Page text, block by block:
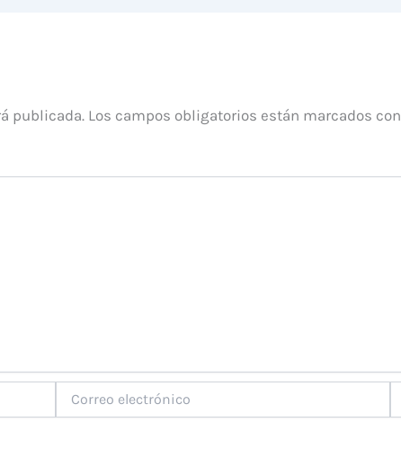
publicada. Los campos obligatorios están marcados con
electrónico